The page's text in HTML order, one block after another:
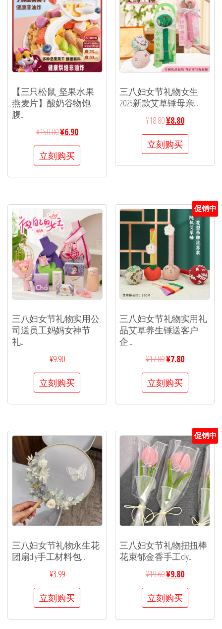
【三只松鼠_坚果水果
燕麦片】酸奶谷物饱
腹...
¥150.00¥6.90
立刻购买
三八妇女节礼物女生
2025新款艾草锤母亲...
¥18.80¥8.80
立刻购买
三八妇女节礼物实用公
司送员工妈妈女神节
礼...
¥9.90
立刻购买
促销中
三八妇女节礼物实用礼
品艾草养生锤送客户
企...
¥17.80¥7.80
立刻购买
三八妇女节礼物永生花
团扇diy手工材料包...
¥3.99
立刻购买
促销中
三八妇女节礼物扭扭棒
花束郁金香手工diy...
¥19.60¥9.80
立刻购买